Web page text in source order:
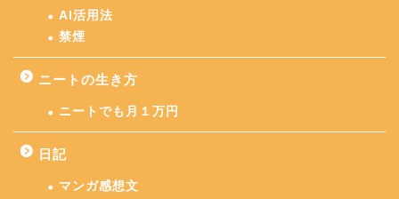
AI活用法
禁煙
ニートの生き方
ニートでも月１万円
日記
マンガ感想文